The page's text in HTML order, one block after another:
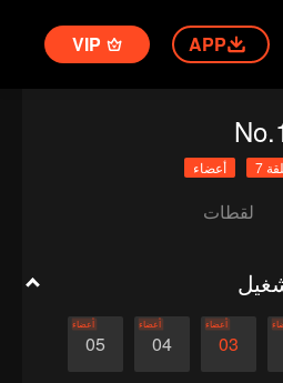
APP
VIP
7 أعضاء
لقطات
03
أعضاء
04
أعضاء
05
أعضاء